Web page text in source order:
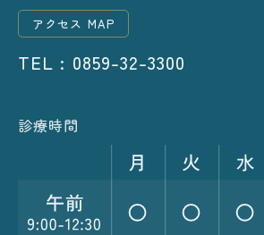
アクセス MAP
TEL : 0859-32-3300
診療時間